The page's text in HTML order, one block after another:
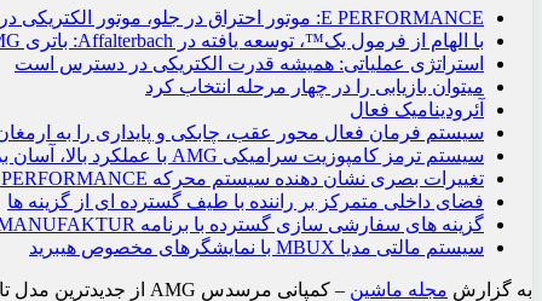
E PERFORMANCE: موتور احتراق در جلو، موتور الکتریکی در عقب
با الهام از فرمول یک™، توسعه یافته در Affalterbach: باتری AMG با عملکرد بالا
استراتژی عملیاتی: همیشه قدرت الکتریکی در دسترس است
میتوان بازیابی را در چهار مرحله انتخاب کرد
آئرودینامیک فعال
سیستم فرمان فعال محور عقب، چابکی و پایداری را به
سیستم ترمز کامپوزیت سرامیکی AMG با عملکرد بالا، آسان برای کنترل و پایدار
تغییرات بصری نشان دهنده سیستم محرکه E PERFORMANCE است
فضای داخلی متمرکز بر راننده با طیف گسترده ای از گزینه ها
گزینه های سفارشی سازی گسترده با برنامه MANUFAKTUR
سیستم مالتی مدیا MBUX با نمایشگرهای مخصوص هیبرید
به گزارش مجله ماشین